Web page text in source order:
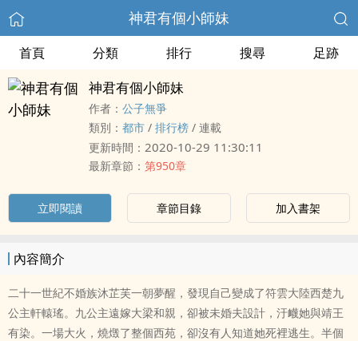
神君有個小師妹
首頁 分類 排行 搜尋 足跡
神君有個小師妹
作者： 公子無爭
類別： 都市 / 排行榜 / 連載
更新時間： 2020-10-29 11:30:11
最新章節： 第950章
立即閱讀 章節目錄 加入書架
內容簡介
二十一世紀不婚族沐芷芙一朝夢醒，發現自己變成了符雲大陸西楚九
公主軒轅瑤。九公主遠嫁大梁和親，卻被未婚夫設計，汙衊她與靖王
有染。一場大火，燒燬了整個西苑，卻沒有人知道她死裡逃生。半個